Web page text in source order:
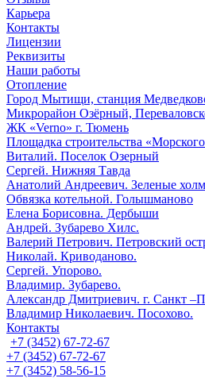
Карьера
Контакты
Лицензии
Реквизиты
Наши работы
Отопление
Город Мытищи, станция
Микрорайон Озёрный,
ЖК «Verno» г. Тюмень
Площадка строительства
Виталий. Поселок Озерный
Сергей. Нижняя Тавда
Анатолий Андреевич. Зеленые
Обвязка котельной. Голышманово
Елена Борисовна. Дербыши
Андрей. Зубарево Хилс.
Валерий Петрович. Петровский
Николай. Криводаново.
Сергей. Упорово.
Владимир. Зубарево.
Александр Дмитриевич. г. Санкт
Владимир Николаевич. Посохово.
Контакты
+7 (3452) 67-72-67
+7 (3452) 67-72-67
+7 (3452) 58-56-15